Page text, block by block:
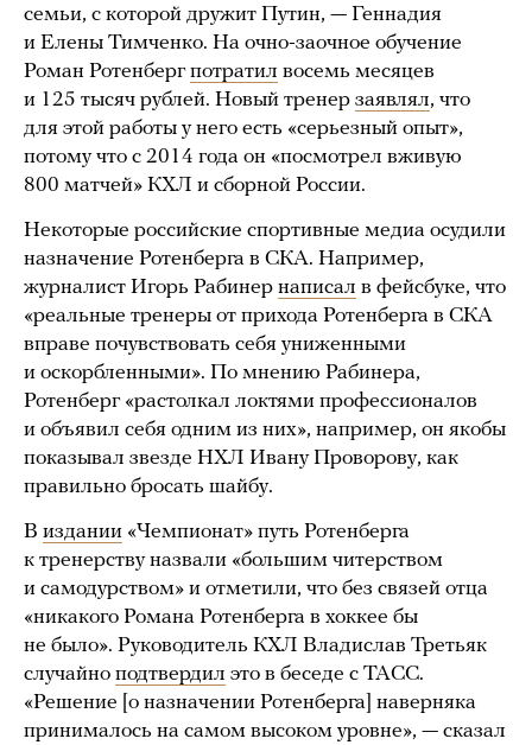
семьи, с которой дружит Путин, — Геннадия
и Елены Тимченко. На очно-заочное обучение
Роман Ротенбергпотратил восемь месяцев
и 125 тысяч рублей. Новый тренер заявлял, что
для этой работы у него есть «серьезный опыт»,
потому что с 2014 года он «посмотрел вживую
800 матчей» КХЛ и сборной России.
Некоторые российские спортивные медиа осудили
назначение Ротенберга в СКА. Например,
журналист Игорь Рабинер написал в фейсбуке, что
«реальные тренеры от прихода Ротенберга в СКА
вправе почувствовать себя униженными
и оскорбленными». По мнению Рабинера,
Ротенберг «растолкал локтями профессионалов
и объявил себя одним из них», например, он якобы
показывал звезде НХЛ Ивану Проворову, как
правильно бросать шайбу.
В издании «Чемпионат» путь Ротенберга
к тренерству назвали «большим читерством
и самодурством» и отметили, что без связей отца
«никакого Романа Ротенберга в хоккее бы
не было». Руководитель КХЛ Владислав Третьяк
случайно подтвердил это в беседе с ТАСС.
«Решение [о назначении Ротенберга] наверняка
принималось на самом высоком уровне», — сказал